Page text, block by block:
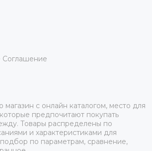
Соглашение
магазин с онлайн каталогом, место для
предпочитают покупать
Товары распределены по
и характеристиками для
по параметрам, сравнение,